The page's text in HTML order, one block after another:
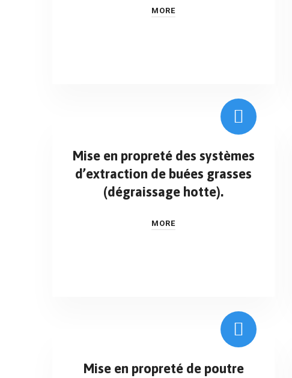
MORE
Mise en propreté des systèmes
d’extraction de buées grasses
(dégraissage hotte).
MORE
Mise en propreté de poutre